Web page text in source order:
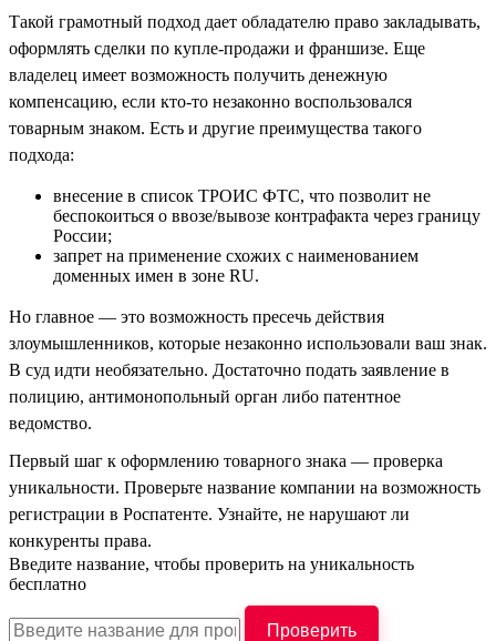
Такой грамотный подход дает обладателю право закладывать,
оформлять сделки по купле-продажи и франшизе. Еще
владелец имеет возможность получить денежную
компенсацию, если кто-то незаконно воспользовался
товарным знаком. Есть и другие преимущества такого
подхода:
внесение в список ТРОИС ФТС, что позволит не
беспокоиться о ввозе/вывозе контрафакта через границу
России;
запрет на применение схожих с наименованием
доменных имен в зоне RU.
Но главное — это возможность пресечь действия
злоумышленников, которые незаконно использовали ваш знак.
В суд идти необязательно. Достаточно подать заявление в
полицию, антимонопольный орган либо патентное
ведомство.
Первый шаг к оформлению товарного знака — проверка
уникальности. Проверьте название компании на возможность
регистрации в Роспатенте. Узнайте, не нарушают ли
конкуренты права.
Введите название, чтобы проверить на уникальность
бесплатно
Проверить